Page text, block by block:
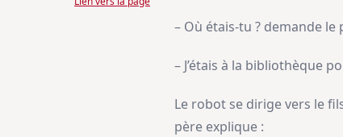
– Où étais-tu ? demande le
– J’étais à la bibliothèque
Le robot se dirige vers le
père explique :